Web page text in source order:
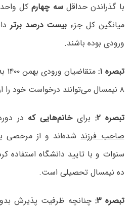
با گذراندن حداقلسه چهارمکل
میانگین کل جزء بیست درصد برتر
ورودی بوده باشند.
تبصره ۱:
۸ نیمسال می‌توانند درخواست خود را ارائه نمایند.
تبصره ۲: برایخانم‌هایی که در
صاحب فرزندشده‌اند و از مرخصی
سنوات و با تایید دانشگاه استفاده
ده نیمسال تحصیلی است.
تبصره ۳:
چنانچه ظرفیت پذیرش